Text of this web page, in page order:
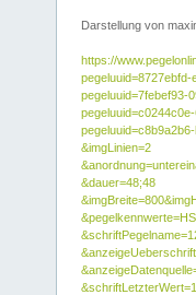
Darstellung von
https://
pegeluuid=7febef93-
&imgLinien=2
&dauer=48;48